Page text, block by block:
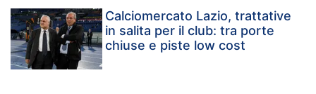
Calciomercato Lazio, trattative
in salita per il club: tra porte
chiuse e piste low cost